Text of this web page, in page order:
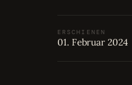
ERSCHIENEN
01. Februar 2024